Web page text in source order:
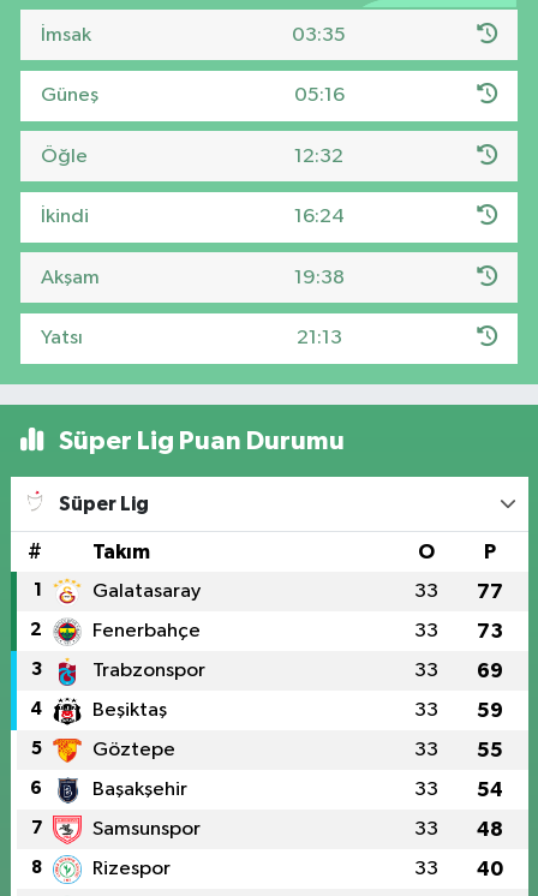
İmsak 03:35
Güneş 05:16
Öğle 12:32
İkindi 16:24
Akşam 19:38
Yatsı 21:13
Süper Lig Puan Durumu
Süper Lig
# Takım O P
1 Galatasaray 33 77
2 Fenerbahçe 33 73
3 Trabzonspor 33 69
4 Beşiktaş 33 59
5 Göztepe 33 55
6 Başakşehir 33 54
7 Samsunspor 33 48
8 Rizespor 33 40